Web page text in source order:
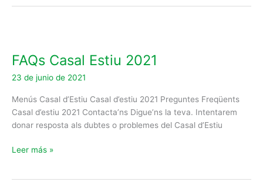
FAQs Casal Estiu 2021
23 de junio de 2021
Menús Casal d’Estiu Casal d’estiu 2021 Preguntes Freqüents
Casal d’estiu 2021 Contacta’ns Digue’ns la teva. Intentarem
donar resposta als dubtes o problemes del Casal d’Estiu
Estiu
Leer más »